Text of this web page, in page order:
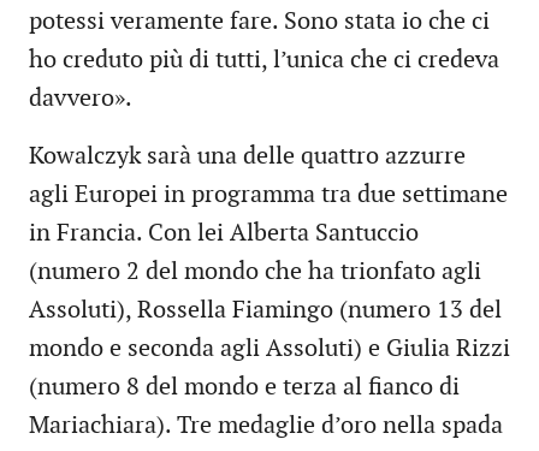
potessi veramente fare. Sono stata io che ci
ho creduto più di tutti, l’unica che ci credeva
davvero».
Kowalczyk sarà una delle quattro azzurre
agli Europei in programma tra due settimane
in Francia. Con lei Alberta Santuccio
(numero 2 del mondo che ha trionfato agli
Assoluti), Rossella Fiamingo (numero 13 del
mondo e seconda agli Assoluti) e Giulia Rizzi
(numero 8 del mondo e terza al fianco di
Mariachiara). Tre medaglie d’oro nella spada